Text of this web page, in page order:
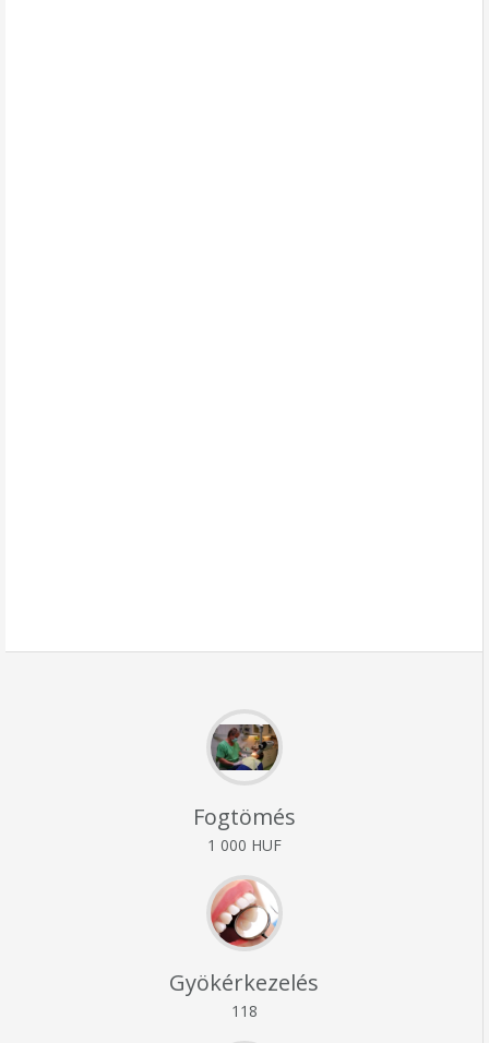
Fogtömés
1 000 HUF
Gyökérkezelés
118